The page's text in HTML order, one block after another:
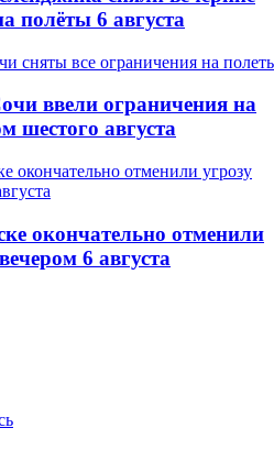
полёты 6 августа
ввели ограничения на
шестого августа
окончательно отменили
6 августа